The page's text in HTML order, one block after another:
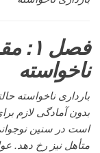
فصل
ناخواسته
بارداری ناخواسته
بدون آمادگی لازم
است در سنین
متأهل نیز رخ دهد.